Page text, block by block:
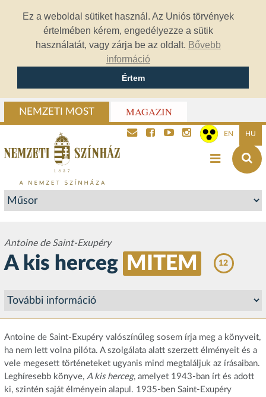
Ez a weboldal sütiket használ. Az Uniós törvények
értelmében kérem, engedélyezze a sütik
használatát, vagy zárja be az oldalt. Bővebb
információ
Értem
NEMZETI MOST MAGAZIN
EN HU
Antoine de Saint-Exupéry
A kis herceg MITEM 12
Antoine de Saint-Exupéry valószínűleg sosem írja meg a könyveit,
ha nem lett volna pilóta. A szolgálata alatt szerzett élményeit és a
vele megesett történeteket ugyanis mind megtaláljuk az írásaiban.
Leghíresebb könyve, A kis herceg, amelyet 1943-ban írt és adott
ki, szintén saját élményein alapul. 1935-ben Saint-Exupéry